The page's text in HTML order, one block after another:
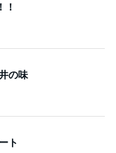
！
の味
ト